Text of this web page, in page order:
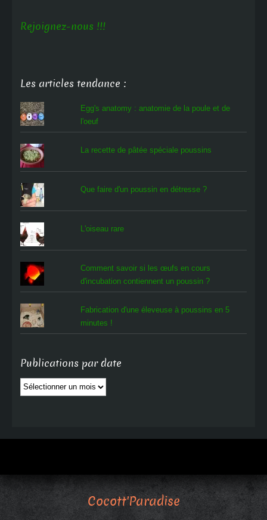
Rejoignez-nous !!!
Les articles tendance :
Egg's anatomy : anatomie de la poule et de
l'oeuf
La recette de pâtée spéciale poussins
Que faire d'un poussin en détresse ?
L'oiseau rare
Comment savoir si les œufs en cours
d'incubation contiennent un poussin ?
Fabrication d'une éleveuse à poussins en 5
minutes !
Publications par date
Publications
par
Cocott'Paradise